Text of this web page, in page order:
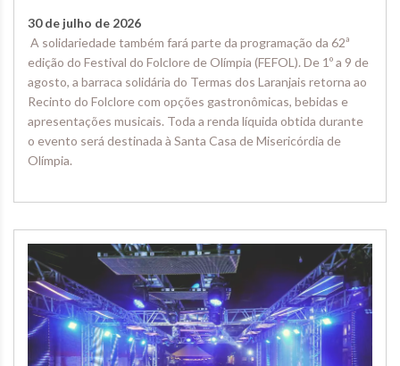
30 de julho de 2026
A solidariedade também fará parte da programação da 62ª
edição do Festival do Folclore de Olímpia (FEFOL). De 1º a 9 de
agosto, a barraca solidária do Termas dos Laranjais retorna ao
Recinto do Folclore com opções gastronômicas, bebidas e
apresentações musicais. Toda a renda líquida obtida durante
o evento será destinada à Santa Casa de Misericórdia de
Olímpia.